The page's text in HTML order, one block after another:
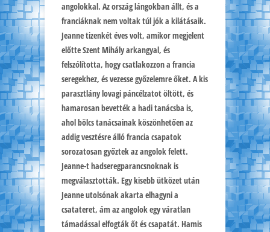
angolokkal. Az ország lángokban állt, és a
franciáknak nem voltak túl jók a kilátásaik.
Jeanne tizenkét éves volt, amikor megjelent
előtte Szent Mihály arkangyal, és
felszólította, hogy csatlakozzon a francia
seregekhez, és vezesse győzelemre őket. A kis
parasztlány lovagi páncélzatot öltött, és
hamarosan bevették a hadi tanácsba is,
ahol bölcs tanácsainak köszönhetően az
addig vesztésre álló francia csapatok
sorozatosan győztek az angolok felett.
Jeanne-t hadseregparancsnoknak is
megválasztották. Egy kisebb ütközet után
Jeanne utolsónak akarta elhagyni a
csatateret, ám az angolok egy váratlan
támadással elfogták őt és csapatát. Hamis